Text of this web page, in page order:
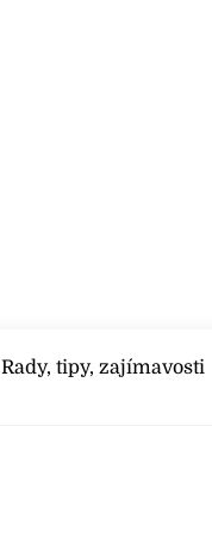
Rady, tipy, zajímavosti